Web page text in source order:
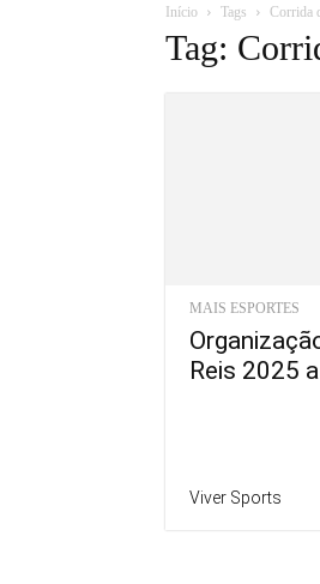
Início Tags Corrida
Tag:
MAIS ESPORTES
Reis 2025
Viver Sports